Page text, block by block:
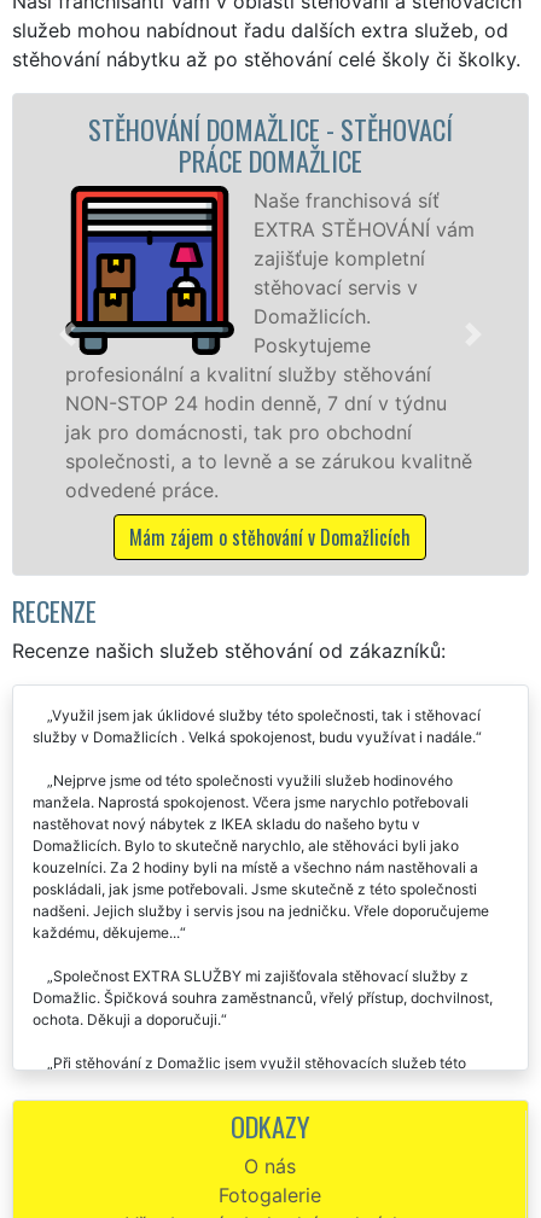
služeb mohou nabídnout řadu dalších extra služeb, od
stěhování nábytku až po stěhování celé školy či školky.
- STĚHOVACÍ
Naše franchisová síť
EXTRA STĚHOVÁNÍ vám
zajišťuje kompletní
stěhovací servis v
Domažlicích.
Poskytujeme
služby stěhování
denně, 7 dní v týdnu
tak pro obchodní
levně a se zárukou kvalitně
o stěhování v Domažlicích
STĚHOVACÍ
služby
celém okresu
franchisové sítě
Nabízíme
RECENZE
Recenze našich služeb stěhování od zákazníků:
Využil jsem jak úklidové služby této společnosti, tak i stěhovací
služby v Domažlicích . Velká spokojenost, budu využívat i nadále.
Nejprve jsme od této společnosti využili služeb hodinového
manžela. Naprostá spokojenost. Včera jsme narychlo potřebovali
nastěhovat nový nábytek z IKEA skladu do našeho bytu v
Domažlicích. Bylo to skutečně narychlo, ale stěhováci byli jako
kouzelníci. Za 2 hodiny byli na místě a všechno nám nastěhovali a
poskládali, jak jsme potřebovali. Jsme skutečně z této společnosti
nadšeni. Jejich služby i servis jsou na jedničku. Vřele doporučujeme
každému, děkujeme...
Společnost EXTRA SLUŽBY mi zajišťovala stěhovací služby z
Domažlic. Špičková souhra zaměstnanců, vřelý přístup, dochvilnost,
ochota. Děkuji a doporučuji.
Při stěhování z Domažlic jsem využil stěhovacích služeb této
této společnosti Extra doporučovat i svým známým.
ODKAZY
O nás
Fotogalerie